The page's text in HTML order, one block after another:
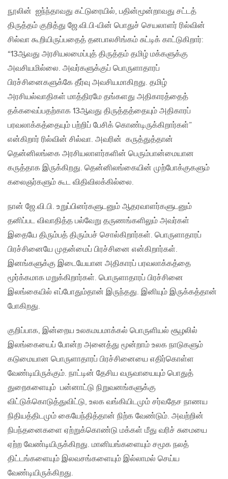
நூலின் ஐந்ந்தாவது கட்டுரையில், பதின்மூன்றாவது சட்டத்
திருத்தம் குறித்து ஜே.வி.பி-யின் பொதுச் செயலாளர் ரில்வின்
சில்வா கூறியிருப்பதைத் தனபாலசிங்கம் சுட்டிக் காட்டுகிறார்:
“13ஆவது அரசியலமைப்புத் திருத்தம் தமிழ் மக்களுக்கு
அவசியமில்லை. அவர்களுக்குப் பொருளாதாரப்
பிரச்சினைகளுக்கே தீர்வு அவசியமாகிறது. தமிழ்
அரசியல்வாதிகள் மாத்திரமே தங்களது அதிகாரத்தைத்
தக்கவைப்பதற்காக 13ஆவது திருத்தத்தையும் அதிகாரப்
பரவலாக்கத்தையும் பற்றிப் பேசிக் கொண்டிருக்கிறார்கள்”
என்கிறார் ரில்வின் சில்வா. அவரின் கருத்துத்தான்
தென்னிலங்கை அரசியலாளர்களின் பெரும்பான்மையான
கருத்தாக இருக்கிறது. தென்னிலங்கையின் முற்போக்குகளும்
கலைஞர்களும் கூட விதிவிலக்கில்லை.
நான் ஜே.வி.பி. உறுப்பினர்களுடனும் ஆதரவாளர்களுடனும்
தனிப்பட விவாதித்த பல்வேறு தருணங்களிலும் அவர்கள்
இதையே திரும்பத் திரும்பச் சொல்கிறார்கள். பொருளாதாரப்
பிரச்சினையே முதன்மைப் பிரச்சினை என்கிறார்கள்.
இனங்களுக்கு இடையேயான அதிகாரப் பரவலாக்கத்தை
மூர்க்கமாக மறுக்கிறார்கள். பொருளாதாரப் பிரச்சினை
இலங்கையில் எப்போதும்தான் இருந்தது. இனியும் இருக்கத்தான்
போகிறது.
குறிப்பாக, இன்றைய உலகமயமாக்கல் பொருளியல் சூழலில்
இலங்கையைப் போன்ற அனைத்து மூன்றாம் உலக நாடுகளும்
கடுமையான பொருளாதாரப் பிரச்சினையை எதிர்கொள்ள
வேண்டியிருக்கும். நாட்டின் தேசிய வருவாயையும் பொதுத்
துறைகளையும் பன்னாட்டு நிறுவனங்களுக்கு
விட்டுக்கொடுத்துவிட்டு, உலக வங்கியிடமும் சர்வதேச நாணய
நிதியத்திடமும் கையேந்தித்தான் நிற்க வேண்டும். அவற்றின்
நிபந்தனைகளை ஏற்றுக்கொண்டு மக்கள் மீது வரிச் சுமையை
ஏற்ற வேண்டியிருக்கிறது. மானியங்களையும் சமூக நலத்
திட்டங்களையும் இலவசங்களையும் இல்லாமல் செய்ய
வேண்டியிருக்கிறது.